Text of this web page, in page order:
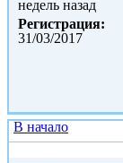
недель назад
Регистрация:
31/03/2017
В начало